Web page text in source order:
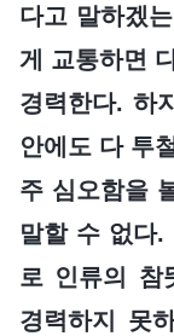
다고 말하겠
게 교통하면
경력한다. 하
안에도 다 투
주 심오함을
말할 수 없다.
로 인류의 참
경력하지 못